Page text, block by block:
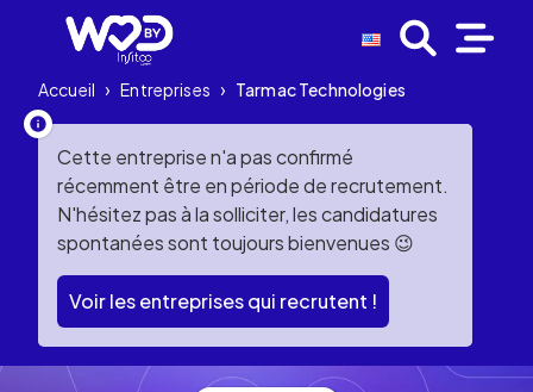
Accueil › Entreprises › Tarmac Technologies
Cette entreprise n'a pas confirmé
récemment être en période de recrutement.
N'hésitez pas à la solliciter, les candidatures
spontanées sont toujours bienvenues 😉
Voir les entreprises qui recrutent !